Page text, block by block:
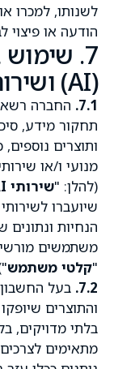
לשנותו, למכרו
הודעה או פיצוי
7.
(AI) ושירותי צדדים שלישיים
7.1. החברה
תחקור מידע,
ותוצרים
מנועי ו/או
(להלן: "שירותי
הנחיות ונתונים
משתמשים
"קלטי משתמש
7.2. בעל
בלתי מדויקים,